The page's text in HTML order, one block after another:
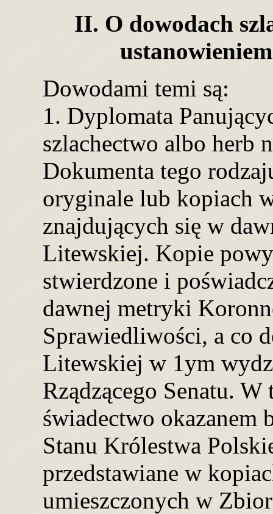
II. O dowodach
Dowodami temi są:
1. Dyplomata
szlachectwo albo herb
Dokumenta tego
oryginale lub kopiach
znajdujących się w
Litewskiej. Kopie
stwierdzone i
dawnej metryki
Sprawiedliwości, a co
Litewskiej w 1ym
Rządzącego Senatu.
świadectwo okazanem
Stanu Królestwa
przedstawiane w
umieszczonych w